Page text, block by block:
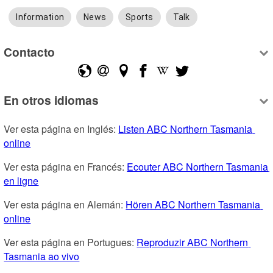
Information News Sports Talk
Contacto
En otros idiomas
Ver esta página en Inglés: Listen ABC Northern Tasmania
online
Ver esta página en Francés: Ecouter ABC Northern Tasmania
en ligne
Ver esta página en Alemán: Hören ABC Northern Tasmania
online
Ver esta página en Portugues: Reproduzir ABC Northern
Tasmania ao vivo